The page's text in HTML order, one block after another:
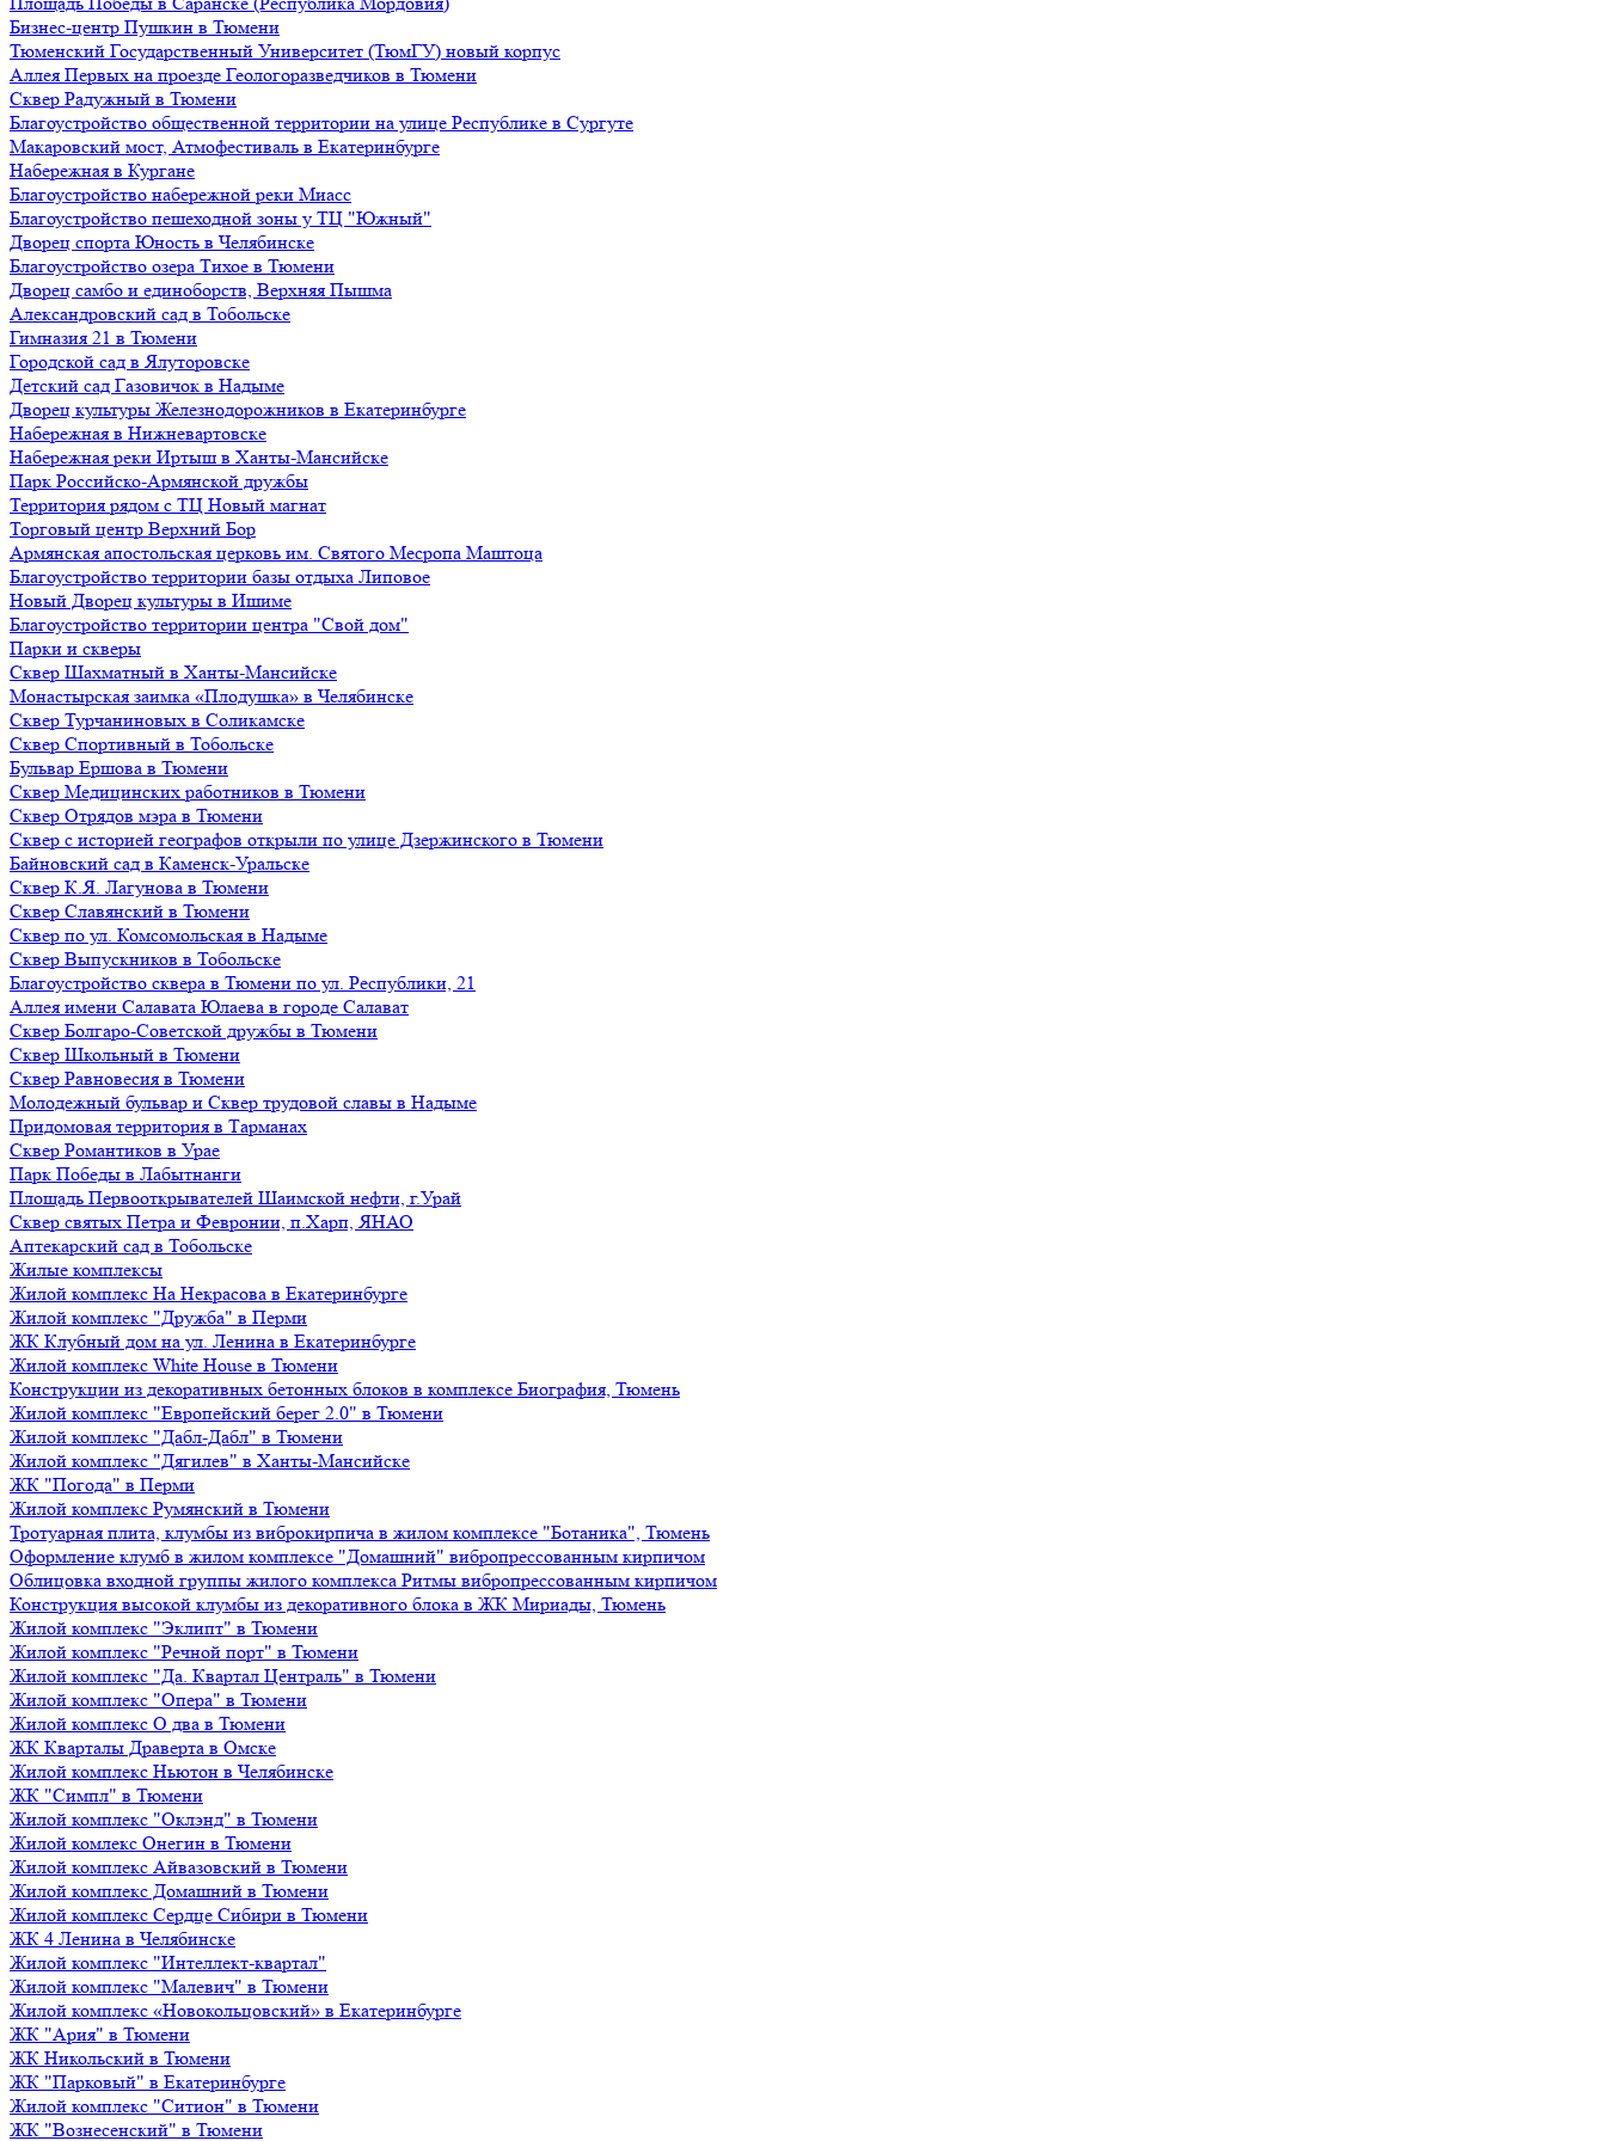
Бизнес-центр Пушкин в Тюмени
Тюменский Государственный Университет (ТюмГУ) новый корпус
Аллея Первых на проезде Геологоразведчиков в Тюмени
Сквер Радужный в Тюмени
Благоустройство общественной территории на улице Республике в Сургуте
Макаровский мост, Атмофестиваль в Екатеринбурге
Набережная в Кургане
Благоустройство набережной реки Миасс
Благоустройство пешеходной зоны у ТЦ "Южный"
Дворец спорта Юность в Челябинске
Благоустройство озера Тихое в Тюмени
Дворец самбо и единоборств, Верхняя Пышма
Александровский сад в Тобольске
Гимназия 21 в Тюмени
Городской сад в Ялуторовске
Детский сад Газовичок в Надыме
Дворец культуры Железнодорожников в Екатеринбурге
Набережная в Нижневартовске
Набережная реки Иртыш в Ханты-Мансийске
Парк Российско-Армянской дружбы
Территория рядом с ТЦ Новый магнат
Торговый центр Верхний Бор
Армянская апостольская церковь им. Святого Месропа Маштоца
Благоустройство территории базы отдыха Липовое
Нoвый Двoрeц культуры в Ишимe
Благоустройство территории центра "Свой дом"
Парки и скверы
Сквер Шахматный в Ханты-Мансийске
Монастырская заимка «Плодушка» в Челябинске
Сквер Турчаниновых в Соликамске
Сквер Спортивный в Тобольске
Бульвар Ершова в Тюмени
Сквер Медицинских работников в Тюмени
Сквер Отрядов мэра в Тюмени
Сквер с историей географов открыли по улице Дзержинского в Тюмени
Байновский сад в Каменск-Уральске
Сквер К.Я. Лагунова в Тюмени
Сквер Славянский в Тюмени
Сквер по ул. Комсомольская в Надыме
Сквер Выпускников в Тобольске
Благоустройство сквера в Тюмени по ул. Республики, 21
Аллея имени Салавата Юлаева в городе Салават
Сквер Болгаро-Советской дружбы в Тюмени
Сквер Школьный в Тюмени
Сквер Равновесия в Тюмени
Молодежный бульвар и Сквер трудовой славы в Надыме
Придомовая территория в Тарманах
Сквер Романтиков в Урае
Парк Победы в Лабытнанги
Площадь Первооткрывателей Шаимской нефти, г.Урай
Сквер святых Петра и Февронии, п.Харп, ЯНАО
Аптекарский сад в Тобольске
Жилые комплексы
Жилой комплекс На Некрасова в Екатеринбурге
Жилой комплекс "Дружба" в Перми
ЖК Клубный дом на ул. Ленина в Екатеринбурге
Жилой комплекс White House в Тюмени
Конструкции из декоративных бетонных блоков в комплексе Биография, Тюмень
Жилой комплекс "Европейский берег 2.0" в Тюмени
Жилой комплекс "Дабл-Дабл" в Тюмени
Жилой комплекс "Дягилев" в Ханты-Мансийске
ЖК "Погода" в Перми
Жилой комплекс Румянский в Тюмени
Тротуарная плита, клумбы из виброкирпича в жилом комплексе "Ботаника", Тюмень
Оформление клумб в жилом комплексе "Домашний" вибропрессованным кирпичом
Облицовка входной группы жилого комплекса Ритмы вибропрессованным кирпичом
Конструкция высокой клумбы из декоративного блока в ЖК Мириады, Тюмень
Жилой комплекс "Эклипт" в Тюмени
Жилой комплекс "Речной порт" в Тюмени
Жилой комплекс "Да. Квартал Централь" в Тюмени
Жилой комплекс "Опера" в Тюмени
Жилой комплекс О два в Тюмени
ЖК Кварталы Драверта в Омске
Жилой комплекс Ньютон в Челябинске
ЖК "Симпл" в Тюмени
Жилой комплекс "Оклэнд" в Тюмени
Жилой комлекс Онегин в Тюмени
Жилой комплекс Айвазовский в Тюмени
Жилой комплекс Домашний в Тюмени
Жилой комплекс Сердце Сибири в Тюмени
ЖК 4 Ленина в Челябинске
Жилой комплекс "Интеллект-квартал"
Жилой комплекс "Малевич" в Тюмени
Жилой комплекс «Новокольцовский» в Екатеринбурге
ЖК "Ария" в Тюмени
ЖК Никольский в Тюмени
ЖК "Парковый" в Екатеринбурге
Жилой комплекс "Ситион" в Тюмени
ЖК "Вознесенский" в Тюмени